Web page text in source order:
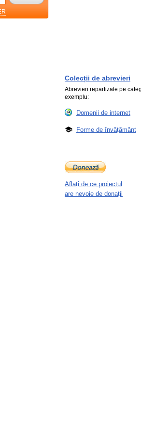
Colecții de abrevieri
Abrevieri repartizate pe
exemplu:
Domenii de internet
Forme de învățământ
Aflați de ce proiectul
are nevoie de donații